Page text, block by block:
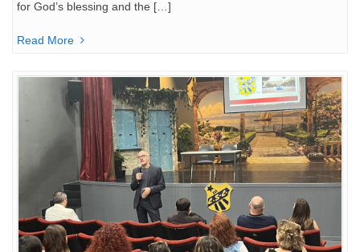
for God’s blessing and the […]
Read More